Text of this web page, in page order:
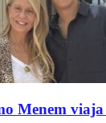
Menem